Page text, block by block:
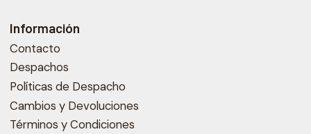
Información
Contacto
Despachos
Políticas de Despacho
Cambios y Devoluciones
Términos y Condiciones